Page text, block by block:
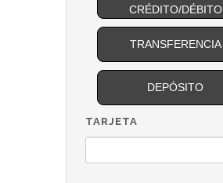
CRÉDITO/DÉBITO
TRANSFERENCIA
DEPÓSITO
TARJETA